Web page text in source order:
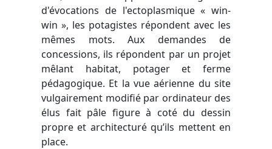
d'évocations de l'ectoplasmique « win-
win », les potagistes répondent avec les
mêmes mots. Aux demandes de
concessions, ils répondent par un projet
mêlant habitat, potager et ferme
pédagogique. Et la vue aérienne du site
vulgairement modifié par ordinateur des
élus fait pâle figure à coté du dessin
propre et architecturé qu’ils mettent en
place.